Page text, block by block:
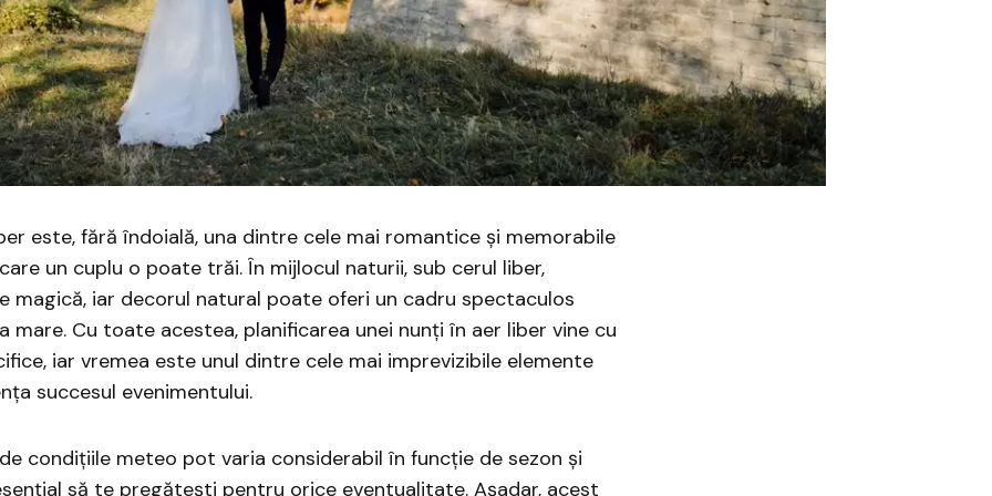
este, fără îndoială, una dintre cele mai romantice și memorabile
un cuplu o poate trăi. În mijlocul naturii, sub cerul liber,
magică, iar decorul natural poate oferi un cadru spectaculos
mare. Cu toate acestea, planificarea unei nunți în aer liber vine cu
iar vremea este unul dintre cele mai imprevizibile elemente
succesul evenimentului.
condițiile meteo pot varia considerabil în funcție de sezon și
să te pregătești pentru orice eventualitate. Așadar, acest